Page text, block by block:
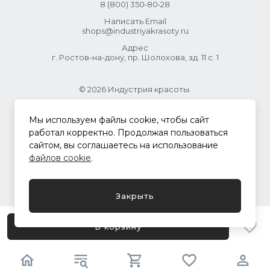
В корзину
8 (800) 350‑80‑28
Написать Email
shops@industriyakrasoty.ru
Адрес
г. Ростов-на-дону, пр. Шолохова, зд. 11 с. 1
© 2026 Индустрия красоты.
.
Политика конфиденциальности
Мы используем файлы cookie, чтобы сайт
работал корректно. Продолжая пользоваться
сайтом, вы соглашаетесь на использование
файлов cookie.
Закрыть